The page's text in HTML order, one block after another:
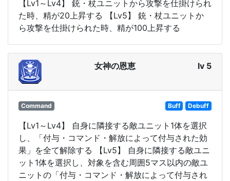
【Lv1～Lv4】 銃・杖ユニットから攻撃を仕掛けられ
た時、精が20上昇する 【Lv5】 銃・杖ユニットか
ら攻撃を仕掛けられた時、精が100上昇する
女神の恩恵 lv 5
Command Buff Debuff
【Lv1～Lv4】 自身に隣接する敵ユニット1体を選択
し、「付与・コマンド・解放によって付与された効
果」を全て解除する 【Lv5】 自身に隣接する敵ユニ
ット1体を選択し、対象を含む周囲5マス以内の敵ユ
ニットの「付与・コマンド・解放によって付与され